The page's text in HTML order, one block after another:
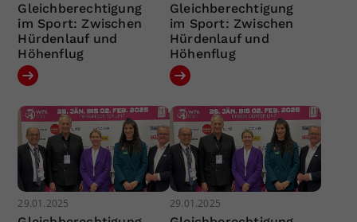
Gleichberechtigung
im Sport: Zwischen
Hürdenlauf und
Höhenflug
Gleichberechtigung
im Sport: Zwischen
Hürdenlauf und
Höhenflug
29.01.2025 29.01.2025